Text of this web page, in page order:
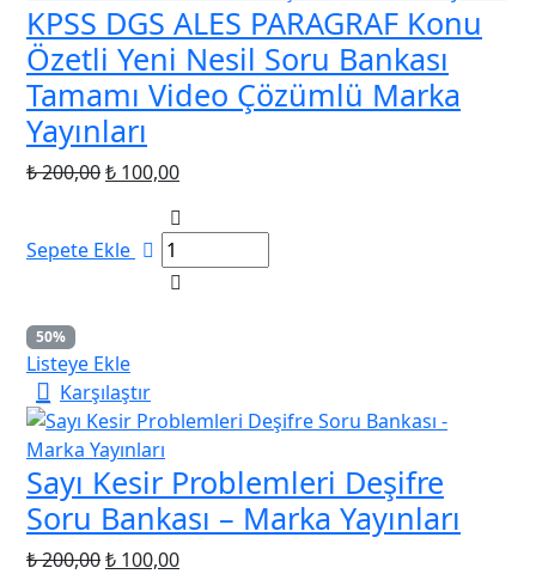
KPSS DGS ALES PARAGRAF Konu
Özetli Yeni Nesil Soru Bankası
Tamamı Video Çözümlü Marka
Yayınları
₺200,00Orijinal
₺ 200,00.
₺ 100,00Şu
fiyat:
Sepete Ekle
50%
Listeye Ekle
Karşılaştır
Sayı Kesir Problemleri Deşifre
Soru Bankası – Marka Yayınları
₺200,00Orijinal
₺ 100,00Şu